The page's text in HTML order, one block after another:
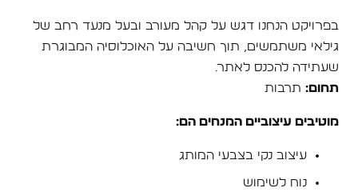
בפרויקט הנחנו דגש על קהל מעורב ובעל מנעד רחב של
גילאי משתמשים, תוך חשיבה על האוכלוסיה המבוגרת
שעתידה להכנס לאתר.
תחום: תרבות
מוטיבים עיצוביים המנחים הם:
עיצוב נקי בצבעי המותג
נוח לשימוש